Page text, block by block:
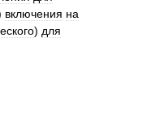
включения на
) для